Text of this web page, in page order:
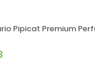
Pipicat Premium